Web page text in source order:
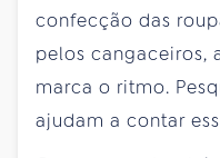
confecção das
pelos cangaceiros,
marca o ritmo.
ajudam a contar